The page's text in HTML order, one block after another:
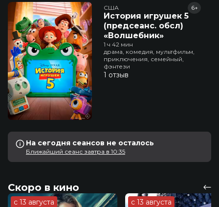
США
История игрушек 5
(предсеанс. обсл)
«Волшебник»
6+
1 ч 42 мин
драма, комедия, мультфильм,
приключения, семейный,
фэнтези
1 отзыв
На сегодня сеансов не осталось
Ближайший сеанс завтра в 10:35
Скоро в кино
с 13 августа с 13 августа